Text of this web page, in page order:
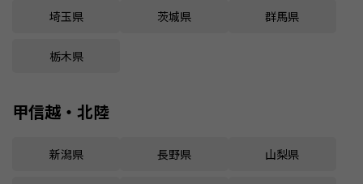
埼玉県 茨城県 群馬県
栃木県
甲信越・北陸
新潟県 長野県 山梨県